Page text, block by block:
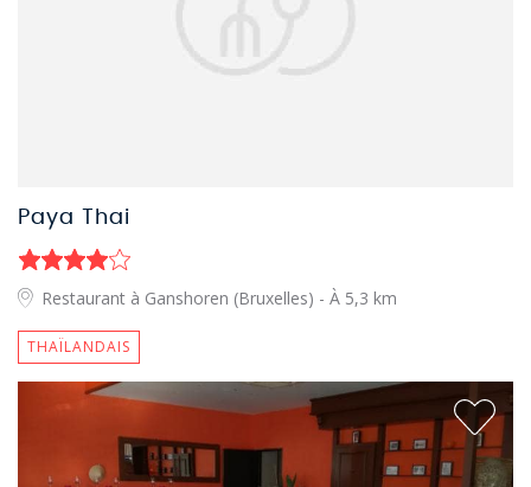
Paya Thai
Restaurant à Ganshoren (Bruxelles) - À 5,3 km
THAÏLANDAIS